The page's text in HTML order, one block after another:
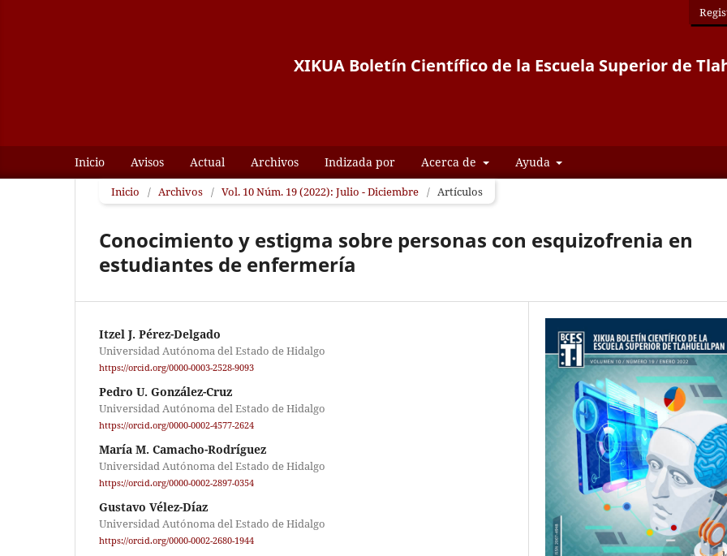
XIKUA Boletín Científico de la Escuela Superior de
Inicio Avisos Actual Archivos Indizada por Acerca de Ayuda
Inicio / Archivos / Vol. 10 Núm. 19 (2022): Julio - Diciembre / Artículos
Conocimiento y estigma sobre personas con esquizofrenia en
estudiantes de enfermería
Itzel J. Pérez-Delgado
Universidad Autónoma del Estado de Hidalgo
https://orcid.org/0000-0003-2528-9093
Pedro U. González-Cruz
Universidad Autónoma del Estado de Hidalgo
https://orcid.org/0000-0002-4577-2624
María M. Camacho-Rodríguez
Universidad Autónoma del Estado de Hidalgo
https://orcid.org/0000-0002-2897-0354
Gustavo Vélez-Díaz
Universidad Autónoma del Estado de Hidalgo
https://orcid.org/0000-0002-2680-1944